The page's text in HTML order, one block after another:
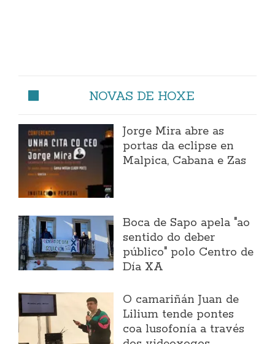
NOVAS DE HOXE
Jorge Mira abre as
portas da eclipse en
Malpica, Cabana e Zas
Boca de Sapo apela "ao
sentido do deber
público" polo Centro de
Día XA
O camariñán Juan de
Lilium tende pontes
coa lusofonía a través